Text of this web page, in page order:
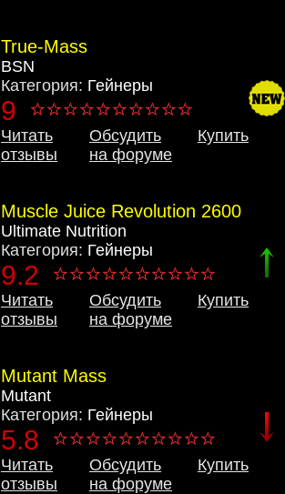
True-Mass
BSN
Категория: Гейнеры
9
Читать
отзывы
Обсудить
на форуме
Купить
Muscle Juice Revolution 2600
Ultimate Nutrition
Категория: Гейнеры
9.2
Читать
отзывы
Обсудить
на форуме
Купить
Mutant Mass
Mutant
Категория: Гейнеры
5.8
Читать
отзывы
Обсудить
на форуме
Купить